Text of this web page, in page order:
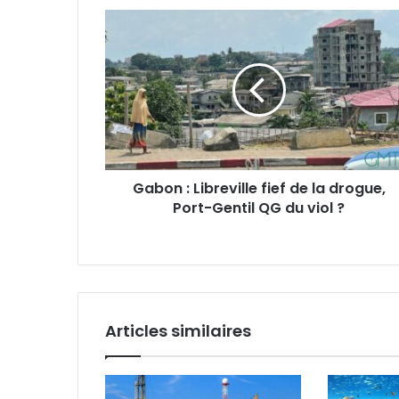
:
Libreville
fief
de
la
drogue,
Port-
Gentil
Gabon : Libreville fief de la drogue,
Port-Gentil QG du viol ?
Articles similaires